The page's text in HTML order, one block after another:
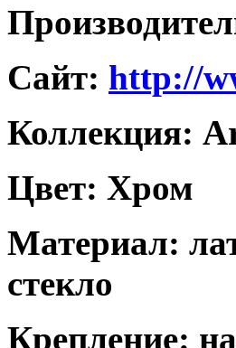
Caйт: http://
Коллекция:
Цвет: Хром
Материал:
стекло
Крепление: